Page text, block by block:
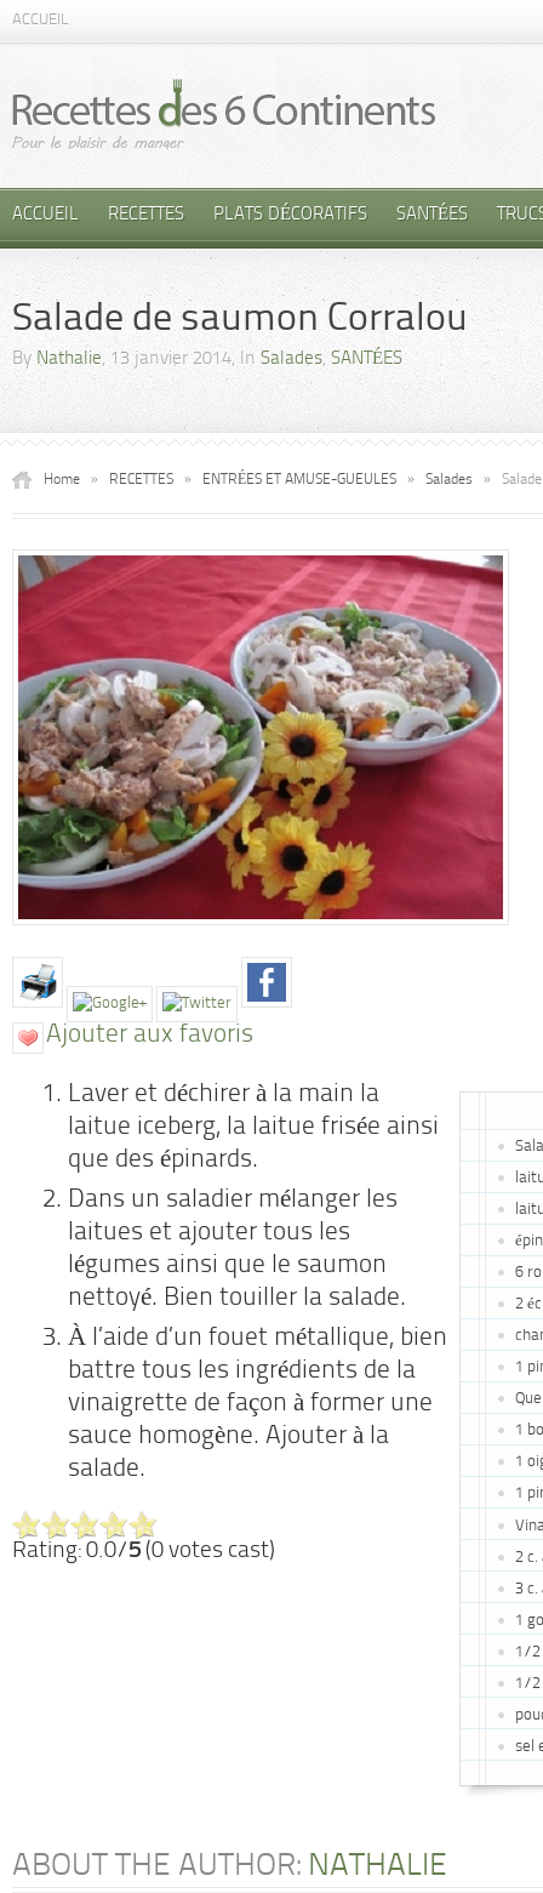
ACCUEIL
ACCUEIL RECETTES PLATS DÉCORATIFS SANTÉES
Salade de saumon Corralou
By Nathalie, 13 janvier 2014, In Salades, SANTÉES
Home » RECETTES » ENTRÉES ET AMUSE-GUEULES » Salades »
Ajouter aux favoris
6
2
1
1
1
1
2 c.
3 c.
1
1/2
1/2
sel
Laver et déchirer à la main la
laitue iceberg, la laitue frisée ainsi
que des épinards.
Dans un saladier mélanger les
laitues et ajouter tous les
légumes ainsi que le saumon
nettoyé. Bien touiller la salade.
À l’aide d’un fouet métallique, bien
battre tous les ingrédients de la
vinaigrette de façon à former une
sauce homogène. Ajouter à la
salade.
Rating: 0.0/5 (0 votes cast)
ABOUT THE AUTHOR: NATHALIE